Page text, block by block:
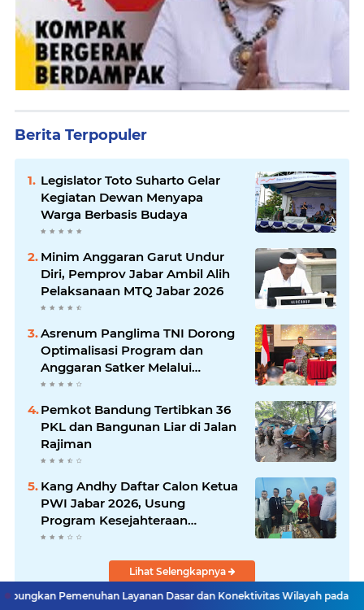
Berita Terpopuler
Legislator Toto Suharto Gelar
Kegiatan Dewan Menyapa
Warga Berbasis Budaya
Minim Anggaran Garut Undur
Diri, Pemprov Jabar Ambil Alih
Pelaksanaan MTQ Jabar 2026
Asrenum Panglima TNI Dorong
Optimalisasi Program dan
Anggaran Satker Melalui
Evaluasi Kinerja
Pemkot Bandung Tertibkan 36
PKL dan Bangunan Liar di Jalan
Rajiman
Kang Andhy Daftar Calon Ketua
PWI Jabar 2026, Usung
Program Kesejahteraan
Wartawan hingga Peluang Kerja
Lihat Selengkapnya
Layanan Dasar dan Konektivitas Wilayah pada 2027
Menaker: